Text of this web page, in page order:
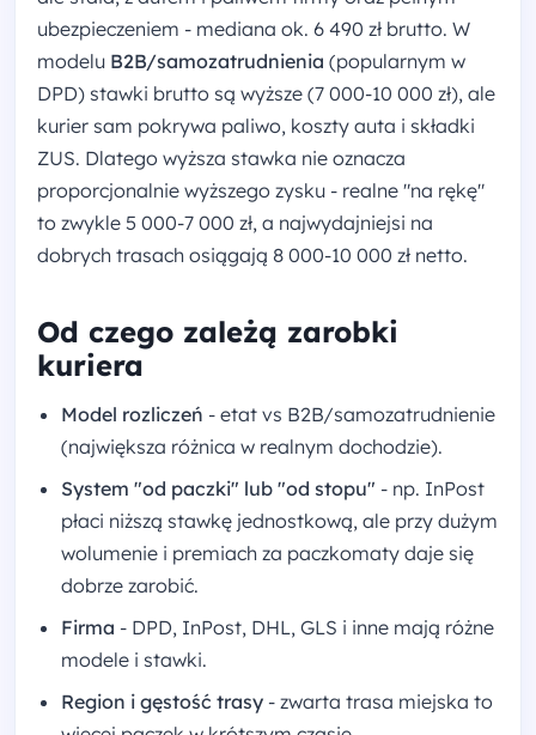
ubezpieczeniem - mediana ok. 6 490 zł brutto. W
modelu B2B/samozatrudnienia (popularnym w
DPD) stawki brutto są wyższe (7 000-10 000 zł), ale
kurier sam pokrywa paliwo, koszty auta i składki
ZUS. Dlatego wyższa stawka nie oznacza
proporcjonalnie wyższego zysku - realne "na rękę"
to zwykle 5 000-7 000 zł, a najwydajniejsi na
dobrych trasach osiągają 8 000-10 000 zł netto.
Od czego zależą zarobki
kuriera
Model rozliczeń - etat vs B2B/samozatrudnienie
(największa różnica w realnym dochodzie).
System "od paczki" lub "od stopu" - np. InPost
płaci niższą stawkę jednostkową, ale przy dużym
wolumenie i premiach za paczkomaty daje się
dobrze zarobić.
Firma - DPD, InPost, DHL, GLS i inne mają różne
modele i stawki.
Region i gęstość trasy - zwarta trasa miejska to